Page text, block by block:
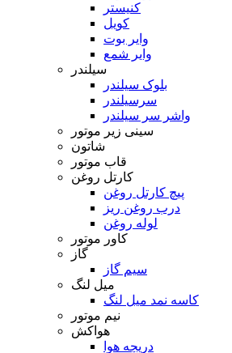
کنیستر
کویل
وایر بوت
وایر شمع
سیلندر
بلوک سیلندر
سرسیلندر
واشر سر سیلندر
سینی زیر موتور
شاتون
قاب موتور
کارتل روغن
پیچ کارتل روغن
درب روغن ریز
لوله روغن
کاور موتور
گاز
سیم گاز
میل لنگ
کاسه نمد میل لنگ
نیم موتور
هواکش
دریچه هوا